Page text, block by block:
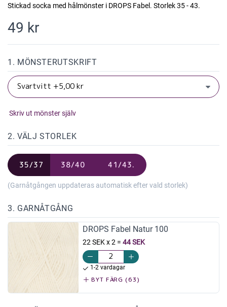
Stickad socka med hålmönster i DROPS Fabel. Storlek 35 - 43.
49 kr
1. MÖNSTERUTSKRIFT
Skriv ut mönster själv
2. VÄLJ STORLEK
35/37 38/40 41/43.
(Garnåtgången uppdateras automatisk efter vald storlek)
3. GARNÅTGÅNG
DROPS Fabel Natur 100
22 SEK x 2= 44 SEK
1-2 vardagar
BYT FÄRG (63)